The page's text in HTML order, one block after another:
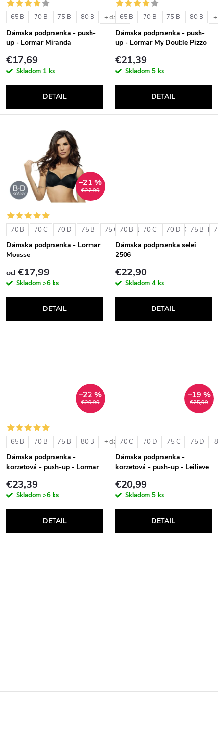
e
p
r
d
t
o
v
s
p
r
o
d
t
o
v
65 B 70 B 75 B 80 B + ďalšie
Dámska podprsenka - push-
up - Lormar Miranda
€17,69
Skladom 1 ks
DETAIL
65 B 70 B 75 B 80 B
Dámska podprsenka - push-
up - Lormar My Double Pizzo
€21,39
Skladom 5 ks
DETAIL
€22,99
–21 %
70 B 70 C 70 D 75 B 75 C 75 D 80 B 80 C 80 D
Dámska podprsenka - Lormar
Mousse
od €17,99
Skladom >6 ks
DETAIL
70 B 70 C 70 D 75 B
Dámska podprsenka selei
2506
€22,90
Skladom 4 ks
DETAIL
€29,99
–22 %
65 B 70 B 75 B 80 B + ďalšie
Dámska podprsenka -
korzetová - push-up - Lormar
€23,39
Skladom >6 ks
DETAIL
€25,99
–19 %
70 C 70 D 75 C 75 D
Dámska podprsenka -
korzetová - push-up - Leilieve
€20,99
Skladom 5 ks
DETAIL